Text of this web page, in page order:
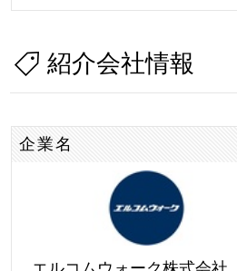
紹介会社情報
企業名